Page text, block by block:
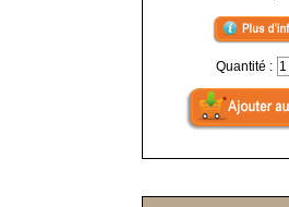
Quantité :